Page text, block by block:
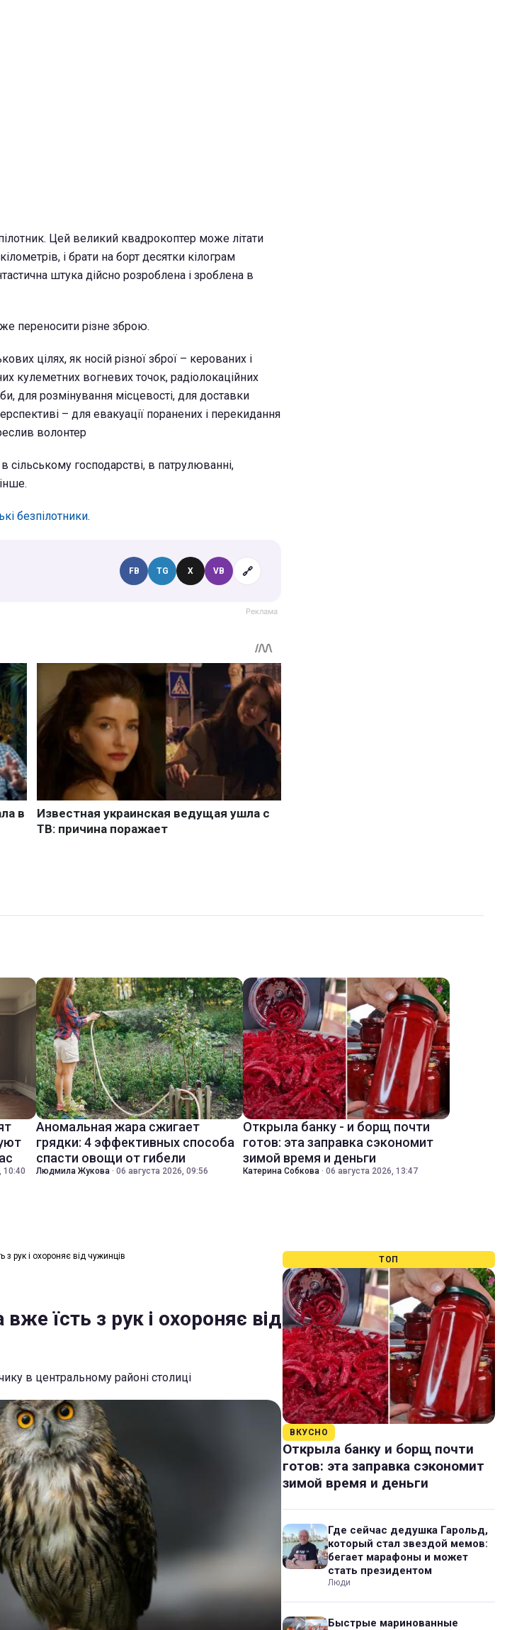
Цей великий квадрокоптер може літати
і брати на борт десятки кілограм
штука дійсно розроблена і зроблена в
переносити різне зброю.
цілях, як носій різної зброї – керованих і
кулеметних вогневих точок, радіолокаційних
для розмінування місцевості, для доставки
– для евакуації поранених і перекидання
волонтер
сільському господарстві, в патрулюванні,
безпілотники.
FB TG X VB 🔗
10:40
Аномальная жара сжигает
грядки: 4 эффективных способа
спасти овощи от гибели
Людмила Жукова · 06 августа 2026, 09:56
Открыла банку - и борщ почти
готов: эта заправка сэкономит
зимой время и деньги
Катерина Собкова · 06 августа 2026, 13:47
з рук і охороняє від чужинців
їсть з рук і охороняє від
в центральному районі столиці
ТОП
ВКУСНО
Открыла банку и борщ почти
готов: эта заправка сэкономит
зимой время и деньги
Где сейчас дедушка Гарольд,
который стал звездой мемов:
бегает марафоны и может
стать президентом
Люди
Быстрые маринованные